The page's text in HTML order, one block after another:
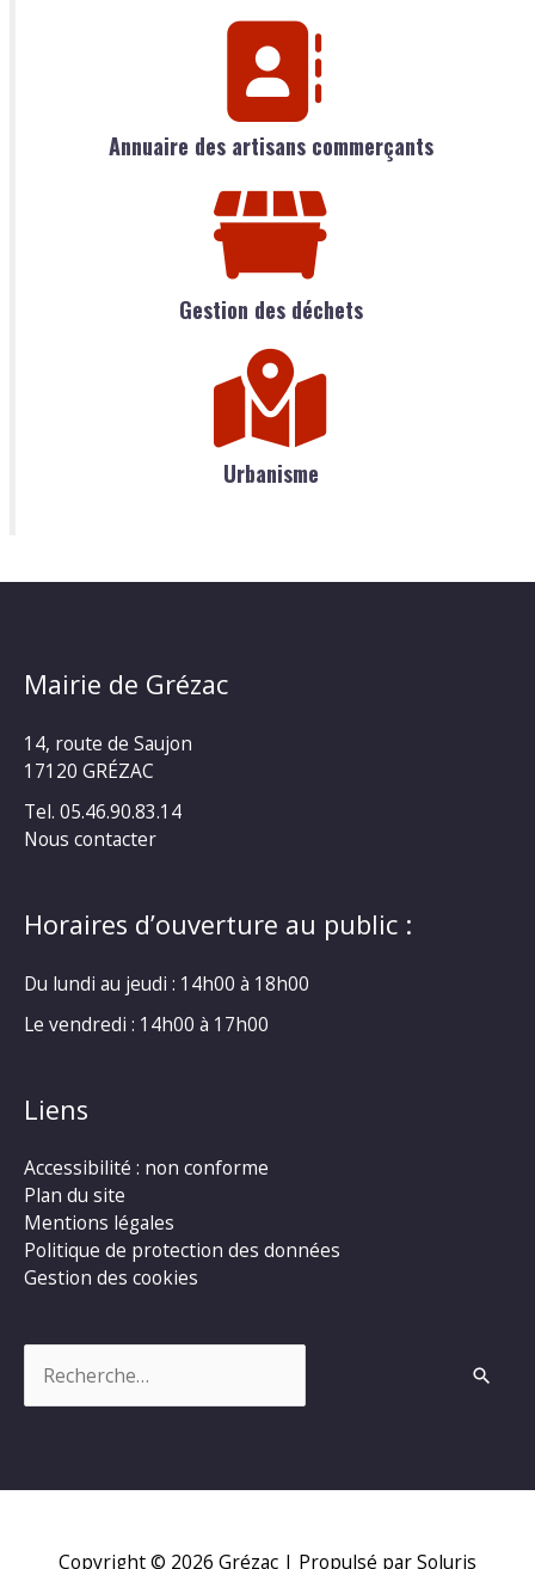
Annuaire des artisans commerçants
Gestion des déchets
Urbanisme
Mairie de Grézac
14, route de Saujon
17120 GRÉZAC
Tel. 05.46.90.83.14
Nous contacter
Horaires d’ouverture au public :
Du lundi au jeudi : 14h00 à 18h00
Le vendredi : 14h00 à 17h00
Liens
Accessibilité : non conforme
Plan du site
Mentions légales
Politique de protection des données
Gestion des cookies
Copyright © 2026 Grézac | Propulsé par Soluris